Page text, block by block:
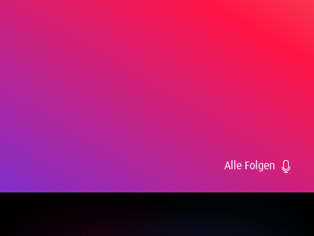
Alle Folgen